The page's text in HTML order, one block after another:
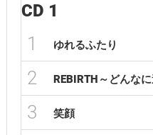
CD 1
1 ゆれるふたり
2 REBIRTH～どんな
3 笑顔